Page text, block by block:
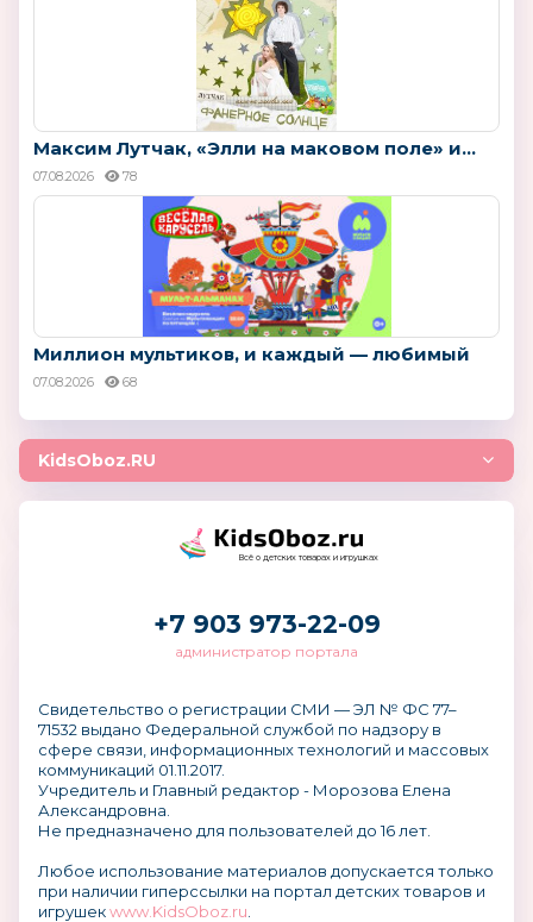
Максим Лутчак, «Элли на маковом поле» и...
07.08.2026 78
Миллион мультиков, и каждый — любимый
07.08.2026 68
KidsOboz.RU
Всё о детских товарах и игрушках
+7 903 973-22-09
администратор портала
Свидетельство о регистрации СМИ — ЭЛ № ФС 77–
71532 выдано Федеральной службой по надзору в
сфере связи, информационных технологий и массовых
коммуникаций 01.11.2017.
Учредитель и Главный редактор - Морозова Елена
Александровна.
Не предназначено для пользователей до 16 лет.
Любое использование материалов допускается только
при наличии гиперссылки на портал детских товаров и
игрушекwww.KidsOboz.ru